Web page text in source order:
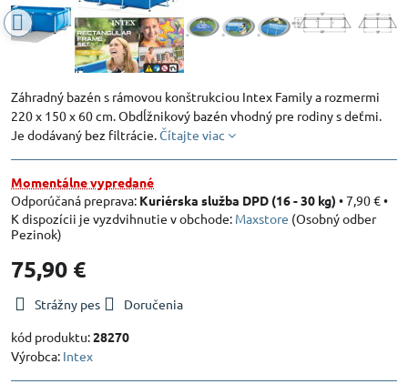
Záhradný bazén s rámovou konštrukciou Intex Family a rozmermi
220 x 150 x 60 cm. Obdĺžnikový bazén vhodný pre rodiny s deťmi.
Je dodávaný bez filtrácie.Čítajte viac
Momentálne vypredané
Kuriérska služba DPD (16 - 30 kg) •7,90 €•
Maxstore (Osobný odber
Pezinok)
75,90 €
Strážny pes
Doručenia
kód produktu:28270
Výrobca: Intex